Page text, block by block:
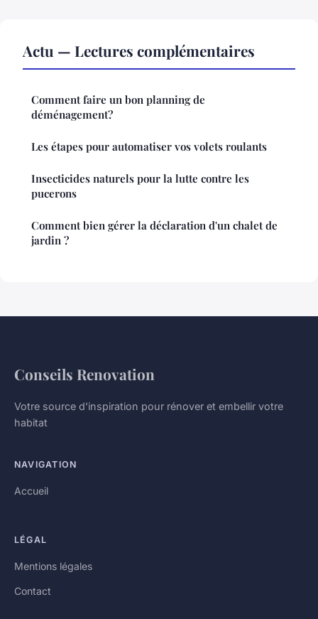
Actu — Lectures complémentaires
Comment faire un bon planning de
déménagement?
Les étapes pour automatiser vos volets roulants
Insecticides naturels pour la lutte contre les
pucerons
Comment bien gérer la déclaration d'un chalet de
jardin ?
Conseils Renovation
Votre source d'inspiration pour rénover et embellir votre
habitat
NAVIGATION
Accueil
LÉGAL
Mentions légales
Contact